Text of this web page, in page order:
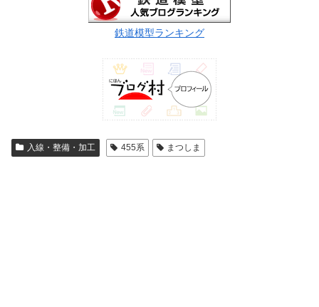
鉄道模型ランキング
入線・整備・加工 455系 まつしま